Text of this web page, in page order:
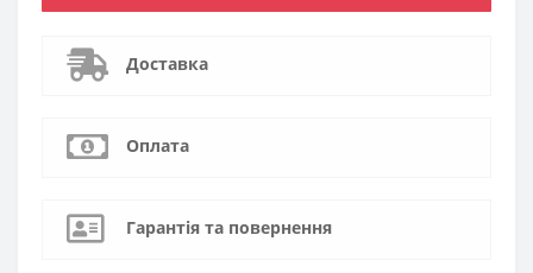
Доставка
Оплата
Гарантія та повернення